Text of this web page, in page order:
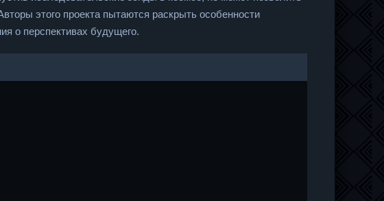
этого проекта пытаются раскрыть особенности
о перспективах будущего.